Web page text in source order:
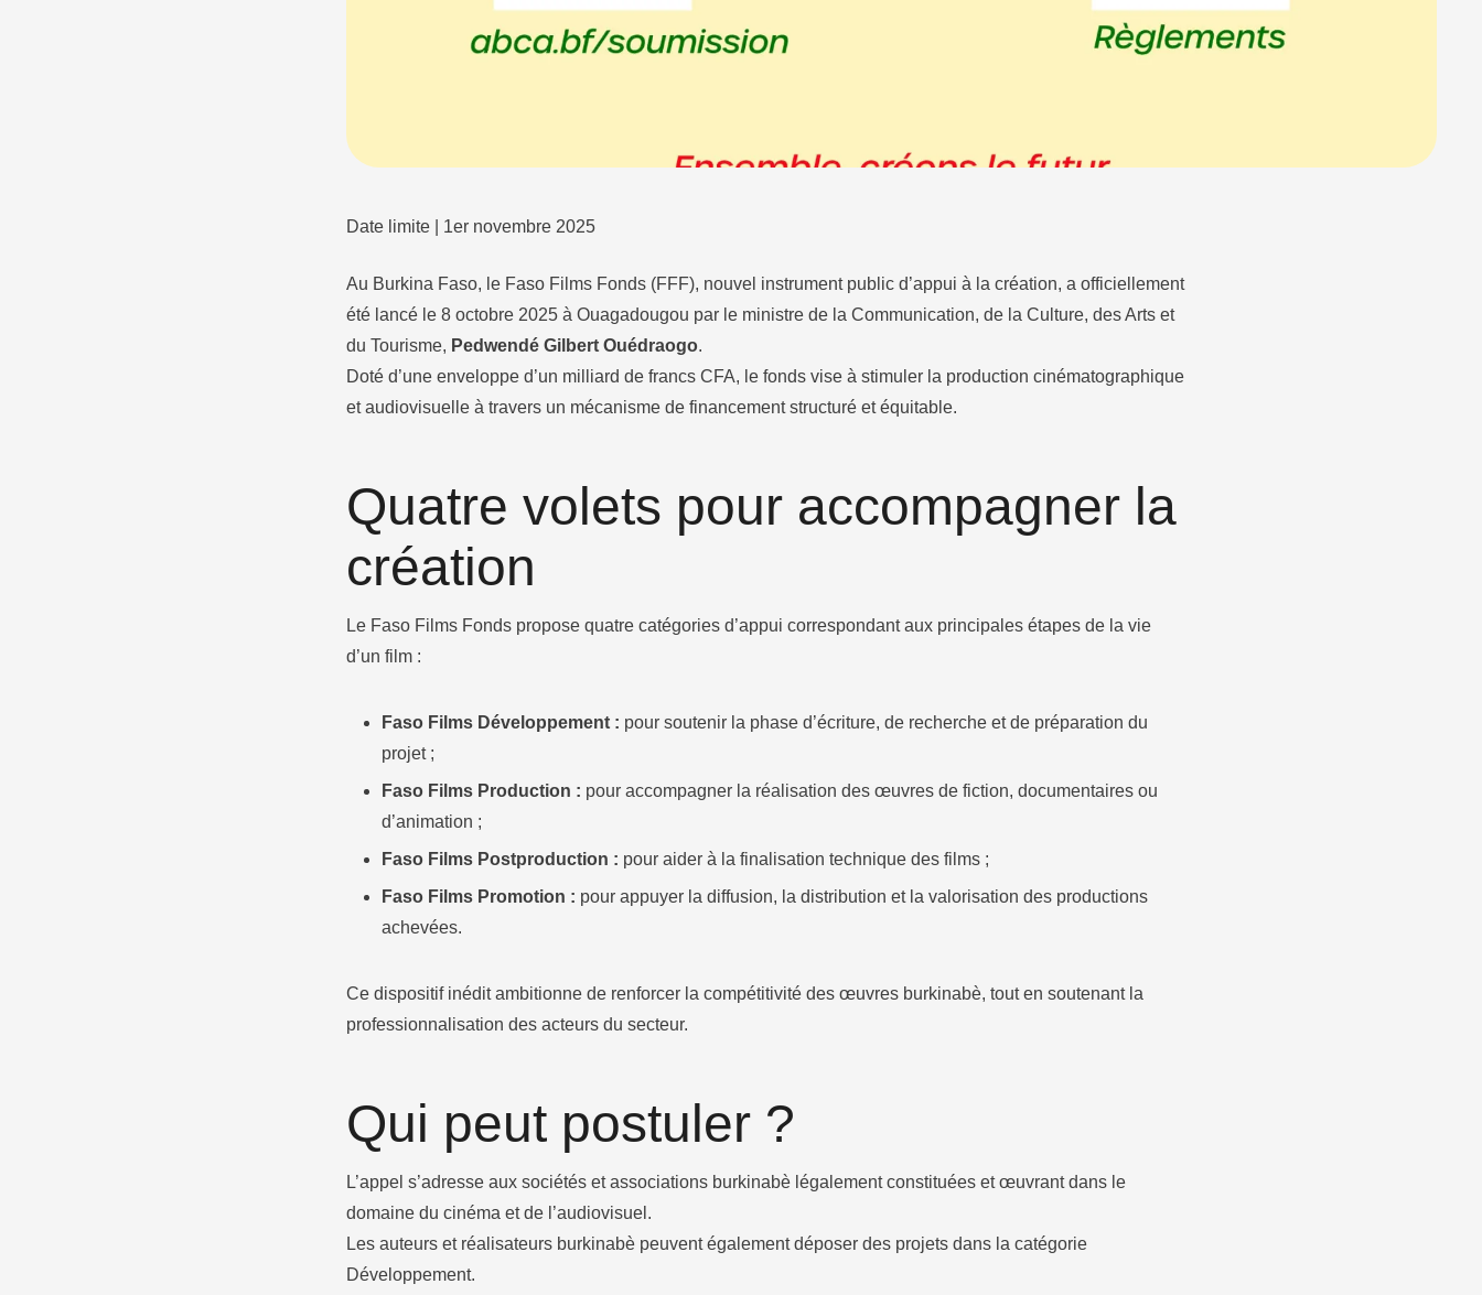
Date limite | 1er novembre 2025
Au Burkina Faso, le Faso Films Fonds (FFF), nouvel instrument public d’appui à la création, a officiellement
été lancé le 8 octobre 2025 à Ouagadougou par le ministre de la Communication, de la Culture, des Arts et
du Tourisme, Pedwendé Gilbert Ouédraogo.
Doté d’une enveloppe d’un milliard de francs CFA, le fonds vise à stimuler la production cinématographique
et audiovisuelle à travers un mécanisme de financement structuré et équitable.
Quatre volets pour accompagner la
création
Le Faso Films Fonds propose quatre catégories d’appui correspondant aux principales étapes de la vie
d’un film :
Faso Films Développement : pour soutenir la phase d’écriture, de recherche et de préparation du
projet ;
Faso Films Production : pour accompagner la réalisation des œuvres de fiction, documentaires ou
d’animation ;
Faso Films Postproduction : pour aider à la finalisation technique des films ;
Faso Films Promotion : pour appuyer la diffusion, la distribution et la valorisation des productions
achevées.
Ce dispositif inédit ambitionne de renforcer la compétitivité des œuvres burkinabè, tout en soutenant la
professionnalisation des acteurs du secteur.
Qui peut postuler ?
L’appel s’adresse aux sociétés et associations burkinabè légalement constituées et œuvrant dans le
domaine du cinéma et de l’audiovisuel.
Les auteurs et réalisateurs burkinabè peuvent également déposer des projets dans la catégorie
Développement.